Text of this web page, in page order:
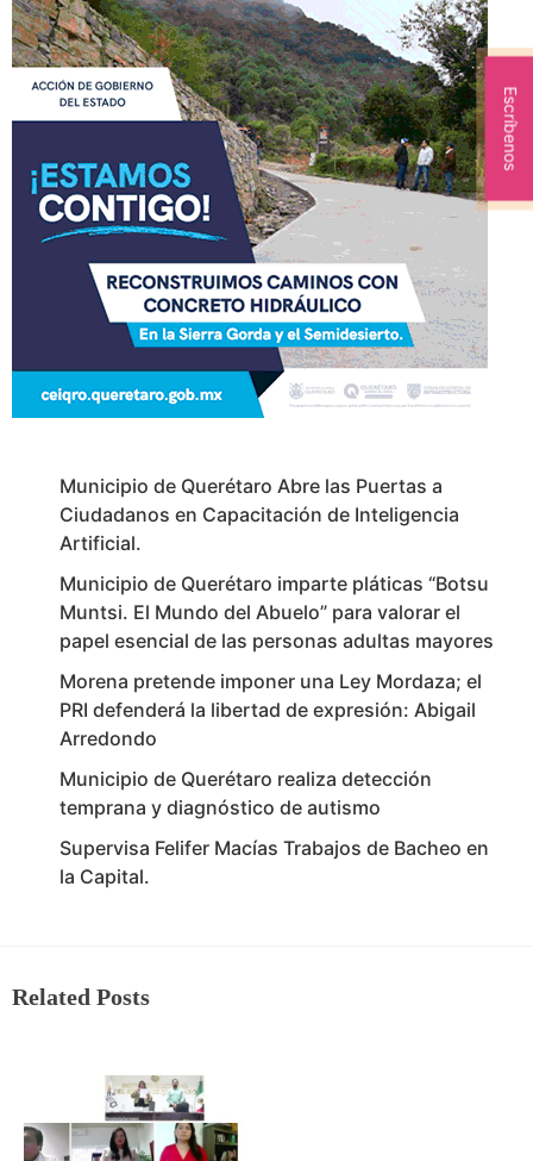
Municipio de Querétaro Abre las Puertas a
Ciudadanos en Capacitación de Inteligencia
Artificial.
Municipio de Querétaro imparte pláticas “Botsu
Muntsi. El Mundo del Abuelo” para valorar el
papel esencial de las personas adultas mayores
Morena pretende imponer una Ley Mordaza; el
PRI defenderá la libertad de expresión: Abigail
Arredondo
Municipio de Querétaro realiza detección
temprana y diagnóstico de autismo
Supervisa Felifer Macías Trabajos de Bacheo en
la Capital.
Related Posts
Escríbenos